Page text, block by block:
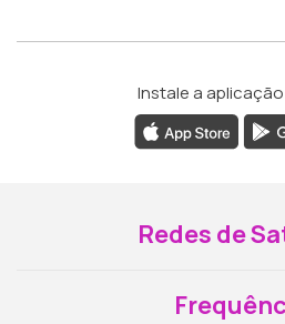
Instale a aplicação
Redes de